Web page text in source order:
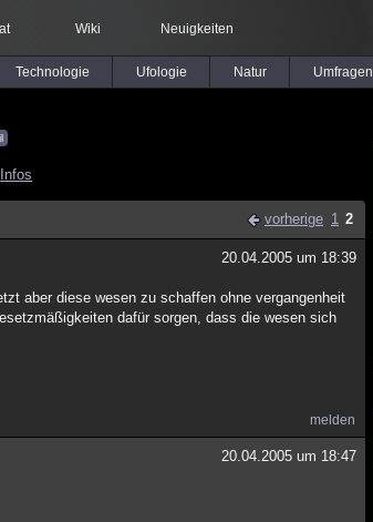
Wiki Neuigkeiten
Technologie Ufologie Natur Umfragen
Infos
vorherige 1 2
20.04.2005 um 18:39
aber diese wesen zu schaffen ohne vergangenheit
dafür sorgen, dass die wesen sich
melden
20.04.2005 um 18:47